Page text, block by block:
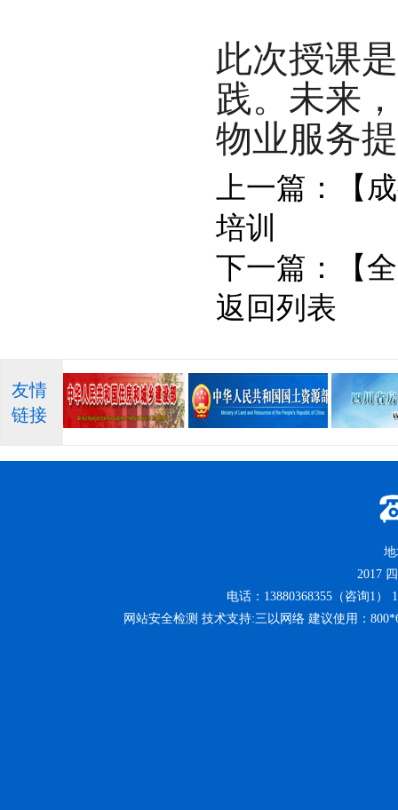
此次授课
践。未来
物业服务
上一篇：
【
培训
下一篇：
【
返回列表
友情
链接
2017
电话：13880368355（咨询1）
网站安全检测 技术支持:三以网络 建议使用：